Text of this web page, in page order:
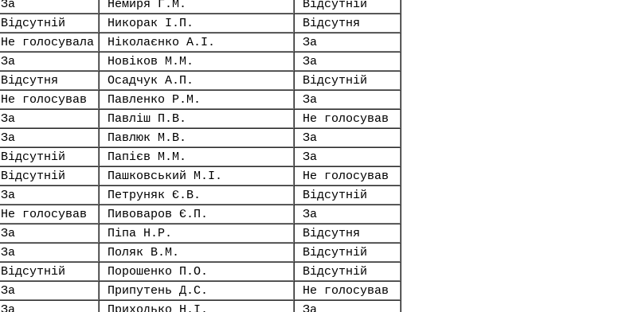
За Немиря Г.М.
Відсутній
Відсутній Никорак І.П.
Відсутня
Не голосувала Ніколаєнко А.І.
За
За Новіков М.М.
За
Відсутня Осадчук А.П.
Відсутній
Не голосував Павленко Р.М.
За
За Павліш П.В.
Не голосував
За Павлюк М.В.
За
Відсутній Папієв М.М.
За
Відсутній Пашковський М.І.
Не голосував
За Петруняк Є.В.
Відсутній
Не голосував Пивоваров Є.П.
За
За Піпа Н.Р.
Відсутня
За Поляк В.М.
Відсутній
Відсутній Порошенко П.О.
Відсутній
За Припутень Д.С.
Не голосував